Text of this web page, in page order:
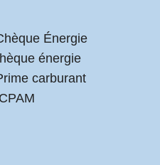
Énergie
énergie
carburant